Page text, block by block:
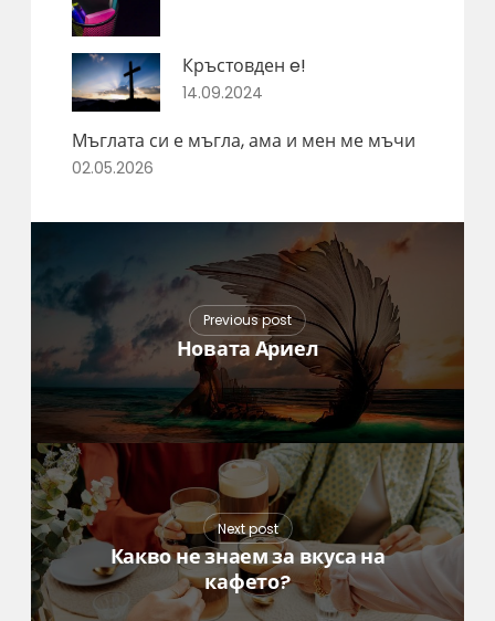
Кръстовден e!
14.09.2024
Мъглата си е мъгла, ама и мен ме мъчи
02.05.2026
Previous post
Новата Ариел
Next post
Какво не знаем за вкуса на
кафето?